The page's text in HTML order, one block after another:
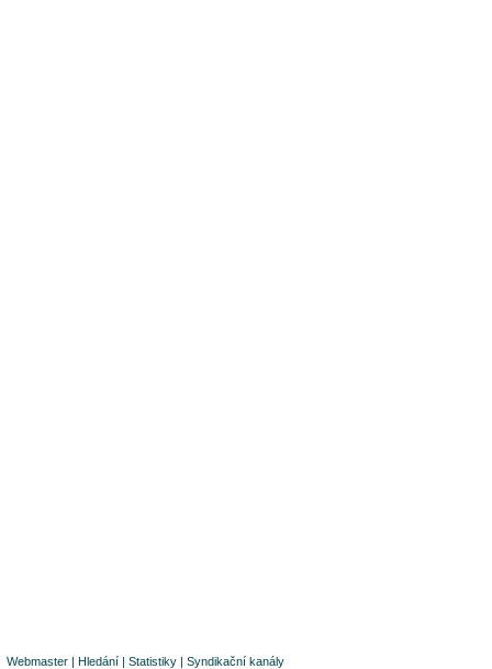
Webmaster | Hledání | Statistiky | Syndikační kanály